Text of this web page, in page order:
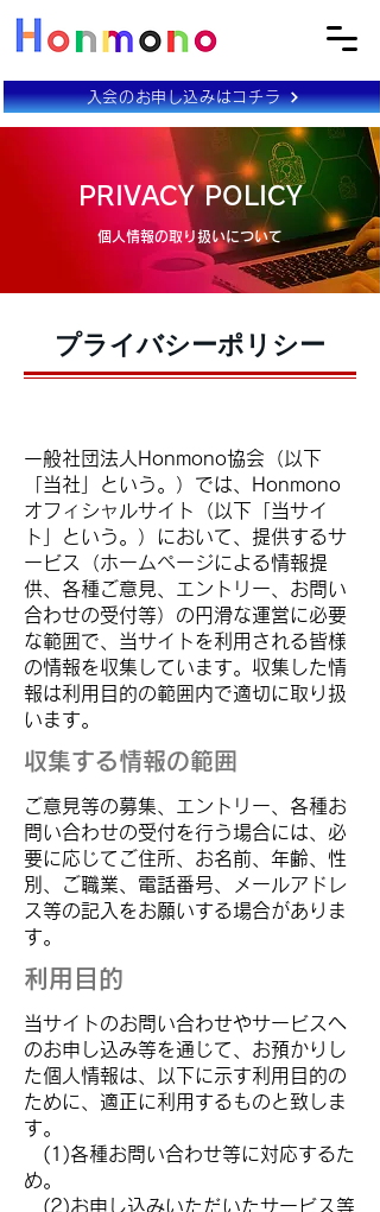
入会のお申し込みはコチラ
PRIVACY POLICY
個人情報の取り扱いについて
プライバシーポリシー
一般社団法人Honmono協会（以下
「当社」という。）では、Honmono
オフィシャルサイト（以下「当サイ
ト」という。）において、提供するサ
ービス（ホームページによる情報提
供、各種ご意見、エントリー、お問い
合わせの受付等）の円滑な運営に必要
な範囲で、当サイトを利用される皆様
の情報を収集しています。収集した情
報は利用目的の範囲内で適切に取り扱
います。
収集する情報の範囲
ご意見等の募集、エントリー、各種お
問い合わせの受付を行う場合には、必
要に応じてご住所、お名前、年齢、性
別、ご職業、電話番号、メールアドレ
ス等の記入をお願いする場合がありま
す。
​利用目的
​​当サイトのお問い合わせやサービスへ
のお申し込み等を通じて、お預かりし
た個人情報は、以下に示す利用目的の
ために、適正に利用するものと致しま
す。
(1)各種お問い合わせ等に対応するた
め。
(2)お申し込みいただいたサービス等